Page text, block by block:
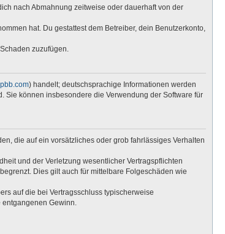
nach Abmahnung zeitweise oder dauerhaft von der
hat. Du gestattest dem Betreiber, dein Benutzerkonto,
zuzufügen.
) handelt; deutschsprachige Informationen werden
Sie können insbesondere die Verwendung der Software für
die auf ein vorsätzliches oder grob fahrlässiges Verhalten
und der Verletzung wesentlicher Vertragspflichten
Dies gilt auch für mittelbare Folgeschäden wie
auf die bei Vertragsschluss typischerweise
entgangenen Gewinn.